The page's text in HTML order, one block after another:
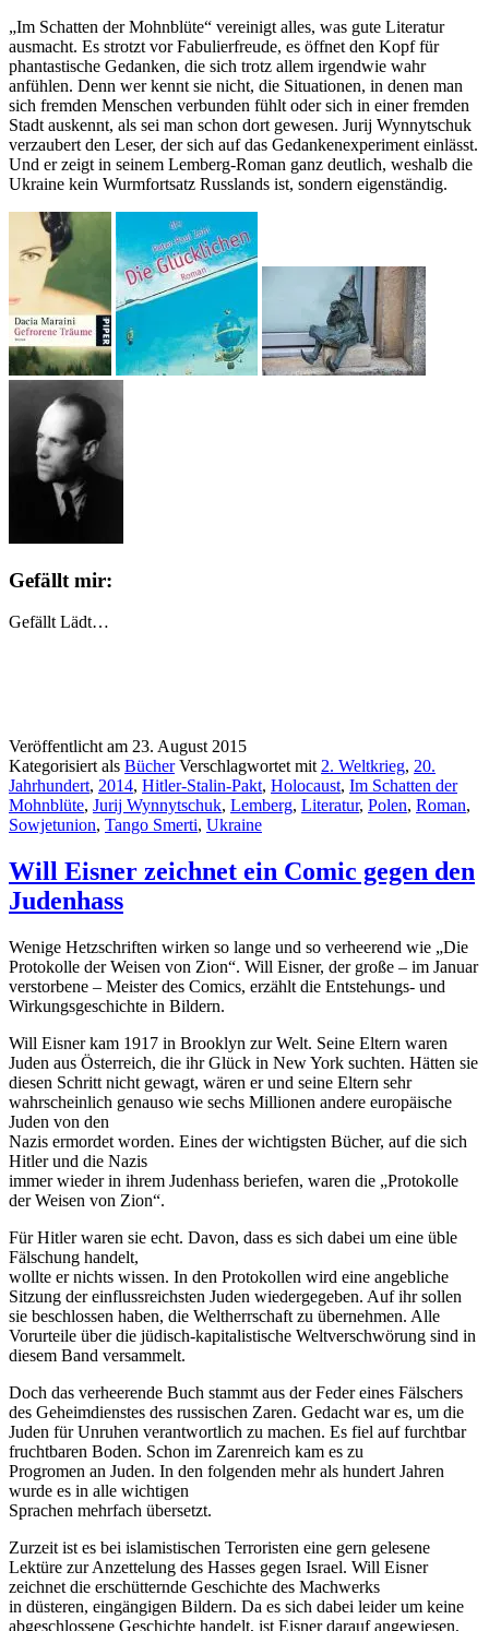
„Im Schatten der Mohnblüte“ vereinigt alles, was gute Literatur
ausmacht. Es strotzt vor Fabulierfreude, es öffnet den Kopf für
phantastische Gedanken, die sich trotz allem irgendwie wahr
anfühlen. Denn wer kennt sie nicht, die Situationen, in denen man
sich fremden Menschen verbunden fühlt oder sich in einer fremden
Stadt auskennt, als sei man schon dort gewesen. Jurij Wynnytschuk
verzaubert den Leser, der sich auf das Gedankenexperiment einlässt.
Und er zeigt in seinem Lemberg-Roman ganz deutlich, weshalb die
Ukraine kein Wurmfortsatz Russlands ist, sondern eigenständig.
Gefällt mir:
Gefällt Lädt…
Veröffentlicht am 23. August 2015
Kategorisiert als Bücher Verschlagwortet mit 2. Weltkrieg, 20.
Jahrhundert, 2014, Hitler-Stalin-Pakt, Holocaust, Im Schatten der
Mohnblüte, Jurij Wynnytschuk, Lemberg, Literatur, Polen, Roman,
Sowjetunion, Tango Smerti, Ukraine
Will Eisner zeichnet ein Comic gegen den
Judenhass
Wenige Hetzschriften wirken so lange und so verheerend wie „Die
Protokolle der Weisen von Zion“. Will Eisner, der große – im Januar
verstorbene – Meister des Comics, erzählt die Entstehungs- und
Wirkungsgeschichte in Bildern.
Will Eisner kam 1917 in Brooklyn zur Welt. Seine Eltern waren
Juden aus Österreich, die ihr Glück in New York suchten. Hätten sie
diesen Schritt nicht gewagt, wären er und seine Eltern sehr
wahrscheinlich genauso wie sechs Millionen andere europäische
Juden von den
Nazis ermordet worden. Eines der wichtigsten Bücher, auf die sich
Hitler und die Nazis
immer wieder in ihrem Judenhass beriefen, waren die „Protokolle
der Weisen von Zion“.
Für Hitler waren sie echt. Davon, dass es sich dabei um eine üble
Fälschung handelt,
wollte er nichts wissen. In den Protokollen wird eine angebliche
Sitzung der einflussreichsten Juden wiedergegeben. Auf ihr sollen
sie beschlossen haben, die Weltherrschaft zu übernehmen. Alle
Vorurteile über die jüdisch-kapitalistische Weltverschwörung sind in
diesem Band versammelt.
Doch das verheerende Buch stammt aus der Feder eines Fälschers
des Geheimdienstes des russischen Zaren. Gedacht war es, um die
Juden für Unruhen verantwortlich zu machen. Es fiel auf furchtbar
fruchtbaren Boden. Schon im Zarenreich kam es zu
Progromen an Juden. In den folgenden mehr als hundert Jahren
wurde es in alle wichtigen
Sprachen mehrfach übersetzt.
Zurzeit ist es bei islamistischen Terroristen eine gern gelesene
Lektüre zur Anzettelung des Hasses gegen Israel. Will Eisner
zeichnet die erschütternde Geschichte des Machwerks
in düsteren, eingängigen Bildern. Da es sich dabei leider um keine
abgeschlossene Geschichte handelt, ist Eisner darauf angewiesen,